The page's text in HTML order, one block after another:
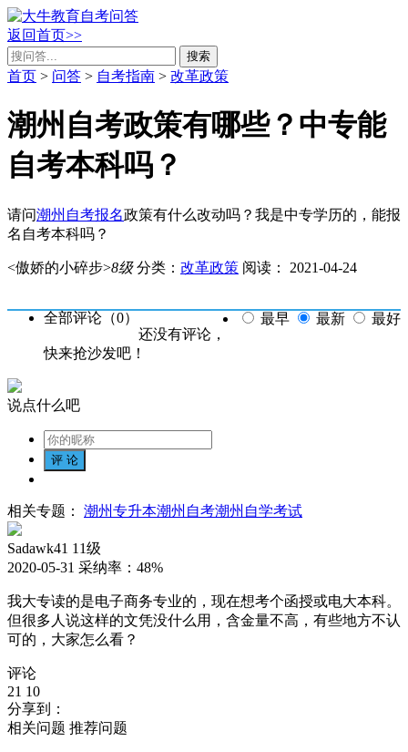
返回首页>>
搜索
首页 > 问答 > 自考指南 > 改革政策
潮州自考政策有哪些？中专能
自考本科吗？
请问潮州自考报名政策有什么改动吗？我是中专学历的，能报
名自考本科吗？
<傲娇的小碎步>8级 分类： 改革政策 阅读： 2021-04-24
全部评论（0） 最早 最新
最好
还没有评论，
快来抢沙发吧！
说点什么吧
相关专题： 潮州专升本潮州自考潮州自学考试
Sadawk41 11级
2020-05-31 采纳率： 48%
我大专读的是电子商务专业的，现在想考个函授或电大本科。
但很多人说这样的文凭没什么用，含金量不高，有些地方不认
可的，大家怎么看？
评论
21 10
分享到：
相关问题 推荐问题